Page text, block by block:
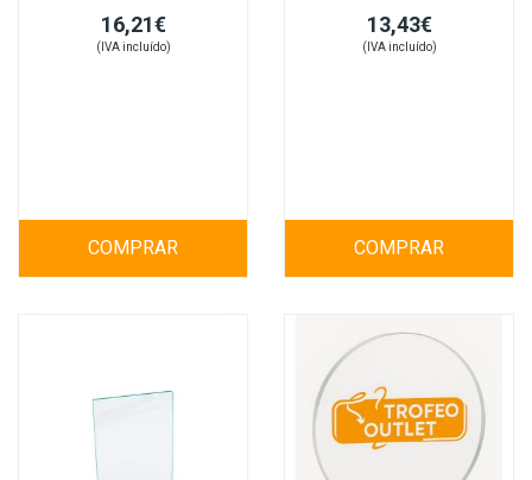
16,21€
(IVA incluído)
COMPRAR
13,43€
(IVA incluído)
COMPRAR